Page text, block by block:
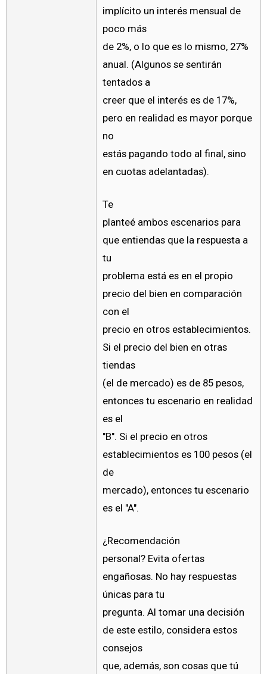
implícito un interés mensual de
poco más
de 2%, o lo que es lo mismo, 27%
anual. (Algunos se sentirán
tentados a
creer que el interés es de 17%,
pero en realidad es mayor porque
no
estás pagando todo al final, sino
en cuotas adelantadas).
Te
planteé ambos escenarios para
que entiendas que la respuesta a
tu
problema está es en el propio
precio del bien en comparación
con el
precio en otros establecimientos.
Si el precio del bien en otras
tiendas
(el de mercado) es de 85 pesos,
entonces tu escenario en realidad
es el
"B". Si el precio en otros
establecimientos es 100 pesos (el
de
mercado), entonces tu escenario
es el "A".
¿Recomendación
personal? Evita ofertas
engañosas. No hay respuestas
únicas para tu
pregunta. Al tomar una decisión
de este estilo, considera estos
consejos
que, además, son cosas que tú